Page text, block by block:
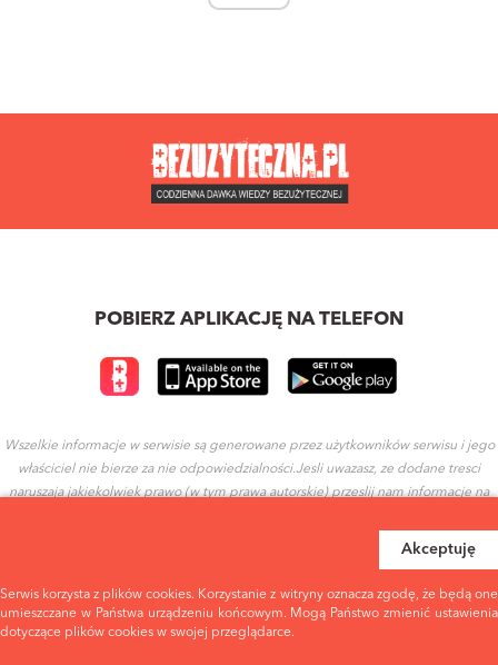
Akceptuję
Serwis korzysta z plików cookies. Korzystanie z witryny oznacza zgodę, że będą one
umieszczane w Państwa urządzeniu końcowym. Mogą Państwo zmienić ustawienia
dotyczące plików cookies w swojej przeglądarce.
POBIERZ APLIKACJĘ NA TELEFON
Wszelkie informacje w serwisie są generowane przez użytkowników serwisu i jego
właściciel nie bierze za nie odpowiedzialności.Jesli uwazasz, ze dodane tresci
naruszaja jakiekolwiek prawo (w tym prawa autorskie) przeslij nam informacje na
REGULAMIN POLITYKA PRYWATNOŚCI
WARUNKI UŻYTKOWANIA EULA - WARUNKI UŻYTKOWANIA